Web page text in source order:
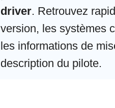
driver. Retrouvez
version, les systèmes
les informations de
description du pilote.